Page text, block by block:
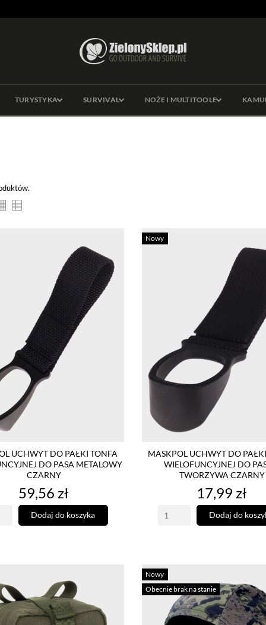
TURYSTYKA SURVIVAL NOŻE I MULTITOOLE
UCHWYT DO PAŁKI TONFA
DO PASA METALOWY
CZARNY
Cena
59,56 zł
Dodaj do koszyka
MASKPOL UCHWYT DO
WIELOFUNCYJNEJ DO
TWORZYWA CZARNY
Cena
17,99 zł
Dodaj do
Nowy
Nowy
Obecnie brak na stanie